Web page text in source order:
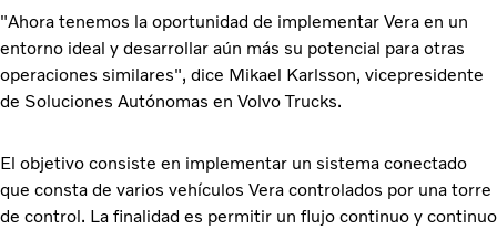
"Ahora tenemos la oportunidad de implementar Vera en un
entorno ideal y desarrollar aún más su potencial para otras
operaciones similares", dice Mikael Karlsson, vicepresidente
de Soluciones Autónomas en Volvo Trucks.
El objetivo consiste en implementar un sistema conectado
que consta de varios vehí­culos Vera controlados por una torre
de control. La finalidad es permitir un flujo continuo y continuo